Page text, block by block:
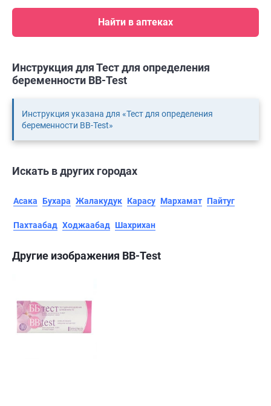
Найти в аптеках
Инструкция для Тест для определения
беременности BB-Test
Инструкция указана для «Тест для определения
беременности BB-Test»
Искать в других городах
Асака Бухара Жалакудук Карасу Мархамат Пайтуг
Пахтаабад Ходжаабад Шахрихан
Другие изображения BB-Test